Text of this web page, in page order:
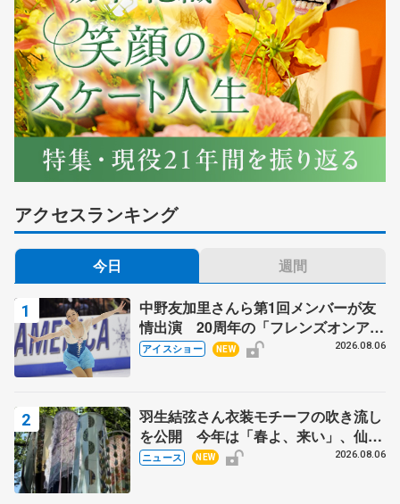
アクセスランキング
今日 週間
中野友加里さんら第1回メンバーが友
情出演 20周年の「フレンズオンアイ
ス」 宮本賢二さん、有川梨絵さん、
アイスショー NEW 2026.08.06
羽生結弦さん衣装モチーフの吹き流し
を公開 今年は「春よ、来い」、仙台
の瑞鳳殿
ニュース NEW 2026.08.06